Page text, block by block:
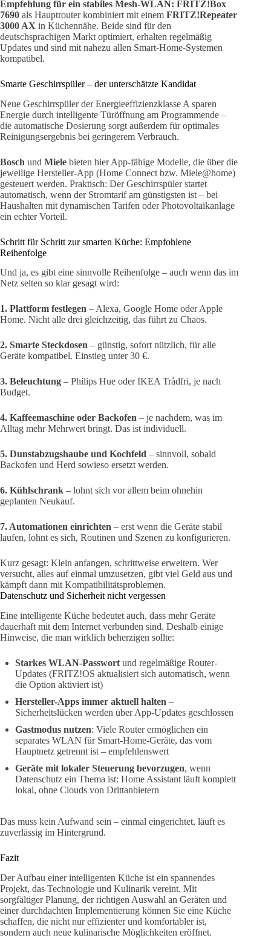
Empfehlung für ein stabiles Mesh-WLAN: FRITZ!Box
7690 als Hauptrouter kombiniert mit einem FRITZ!Repeater
3000 AX in Küchennähe. Beide sind für den
deutschsprachigen Markt optimiert, erhalten regelmäßig
Updates und sind mit nahezu allen Smart-Home-Systemen
kompatibel.
Smarte Geschirrspüler – der unterschätzte Kandidat
Neue Geschirrspüler der Energieeffizienzklasse A sparen
Energie durch intelligente Türöffnung am Programmende –
die automatische Dosierung sorgt außerdem für optimales
Reinigungsergebnis bei geringerem Verbrauch.
Bosch und Miele bieten hier App-fähige Modelle, die über die
jeweilige Hersteller-App (Home Connect bzw. Miele@home)
gesteuert werden. Praktisch: Der Geschirrspüler startet
automatisch, wenn der Stromtarif am günstigsten ist – bei
Haushalten mit dynamischen Tarifen oder Photovoltaikanlage
ein echter Vorteil.
Schritt für Schritt zur smarten Küche: Empfohlene
Reihenfolge
Und ja, es gibt eine sinnvolle Reihenfolge – auch wenn das im
Netz selten so klar gesagt wird:
1. Plattform festlegen – Alexa, Google Home oder Apple
Home. Nicht alle drei gleichzeitig, das führt zu Chaos.
2. Smarte Steckdosen – günstig, sofort nützlich, für alle
Geräte kompatibel. Einstieg unter 30 €.
3. Beleuchtung – Philips Hue oder IKEA Trådfri, je nach
Budget.
4. Kaffeemaschine oder Backofen – je nachdem, was im
Alltag mehr Mehrwert bringt. Das ist individuell.
5. Dunstabzugshaube und Kochfeld – sinnvoll, sobald
Backofen und Herd sowieso ersetzt werden.
6. Kühlschrank – lohnt sich vor allem beim ohnehin
geplanten Neukauf.
7. Automationen einrichten – erst wenn die Geräte stabil
laufen, lohnt es sich, Routinen und Szenen zu konfigurieren.
Kurz gesagt: Klein anfangen, schrittweise erweitern. Wer
versucht, alles auf einmal umzusetzen, gibt viel Geld aus und
kämpft dann mit Kompatibilitätsproblemen.
Datenschutz und Sicherheit nicht vergessen
Eine intelligente Küche bedeutet auch, dass mehr Geräte
dauerhaft mit dem Internet verbunden sind. Deshalb einige
Hinweise, die man wirklich beherzigen sollte:
Starkes WLAN-Passwort und regelmäßige Router-
Updates (FRITZ!OS aktualisiert sich automatisch, wenn
die Option aktiviert ist)
Hersteller-Apps immer aktuell halten –
Sicherheitslücken werden über App-Updates geschlossen
Gastmodus nutzen: Viele Router ermöglichen ein
separates WLAN für Smart-Home-Geräte, das vom
Hauptnetz getrennt ist – empfehlenswert
Geräte mit lokaler Steuerung bevorzugen, wenn
Datenschutz ein Thema ist: Home Assistant läuft komplett
lokal, ohne Clouds von Drittanbietern
Das muss kein Aufwand sein – einmal eingerichtet, läuft es
zuverlässig im Hintergrund.
Fazit
Der Aufbau einer intelligenten Küche ist ein spannendes
Projekt, das Technologie und Kulinarik vereint. Mit
sorgfältiger Planung, der richtigen Auswahl an Geräten und
einer durchdachten Implementierung können Sie eine Küche
schaffen, die nicht nur effizienter und komfortabler ist,
sondern auch neue kulinarische Möglichkeiten eröffnet.